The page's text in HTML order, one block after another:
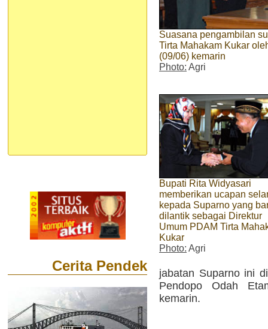
Cerita Pendek
Suasana pengambilan
Tirta Mahakam Kukar
(09/06) kemarin
Photo: Agri
Bupati Rita Widyasari
memberikan ucapan
kepada Suparno yang
dilantik sebagai Direktur
Umum PDAM Tirta
Kukar
Photo: Agri
jabatan Suparno ini
Pendopo Odah
kemarin.